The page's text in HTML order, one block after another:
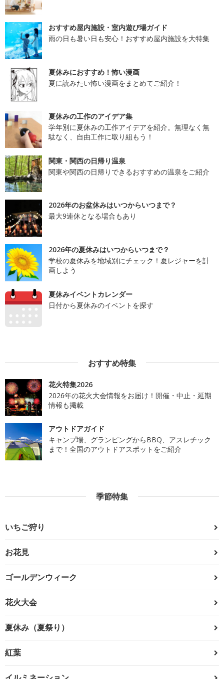
おすすめ屋内施設・室内遊び場ガイド
雨の日も暑い日も安心！おすすめ屋内施設を大特集
夏休みにおすすめ！怖い漫画
夏に読みたい怖い漫画をまとめてご紹介！
夏休みの工作のアイデア集
学年別に夏休みの工作アイデアを紹介。無理なく無
駄なく、自由工作に取り組もう！
関東・関西の日帰り温泉
関東や関西の日帰りできるおすすめの温泉をご紹介
2026年のお盆休みはいつからいつまで？
最大9連休となる場合もあり
2026年の夏休みはいつからいつまで？
学校の夏休みを地域別にチェック！夏レジャーを計
画しよう
夏休みイベントカレンダー
日付から夏休みのイベントを探す
おすすめ特集
花火特集2026
2026年の花火大会情報をお届け！開催・中止・延期
情報も掲載
アウトドアガイド
キャンプ場、グランピングからBBQ、アスレチック
まで！全国のアウトドアスポットをご紹介
季節特集
いちご狩り
お花見
ゴールデンウィーク
花火大会
夏休み（夏祭り）
紅葉